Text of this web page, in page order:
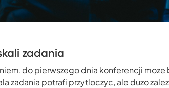
zadania
do pierwszego dnia konferencji
zadania potrafi przytloczyc, ale duzo